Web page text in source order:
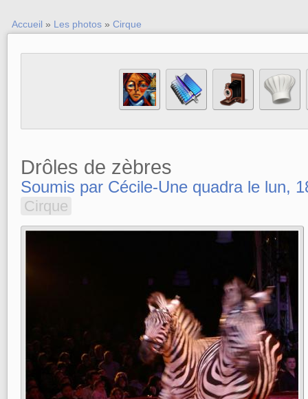
Accueil » Les photos » Cirque
Drôles de zèbres
Soumis par Cécile-Une quadra le lun,
Cirque